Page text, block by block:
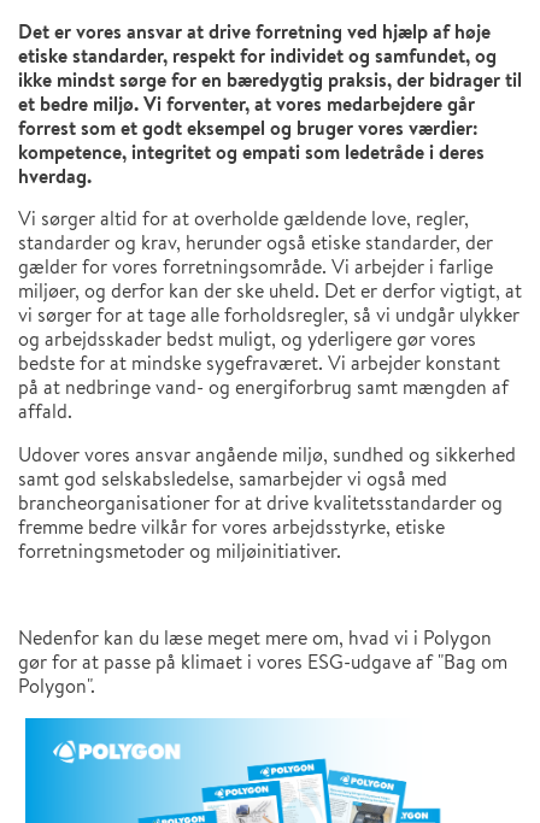
Det er vores ansvar at drive forretning ved hjælp af høje
etiske standarder, respekt for individet og samfundet, og
ikke mindst sørge for en bæredygtig praksis, der bidrager til
et bedre miljø. Vi forventer, at vores medarbejdere går
forrest som et godt eksempel og bruger vores værdier:
kompetence, integritet og empati som ledetråde i deres
hverdag.
Vi sørger altid for at overholde gældende love, regler,
standarder og krav, herunder også etiske standarder, der
gælder for vores forretningsområde. Vi arbejder i farlige
miljøer, og derfor kan der ske uheld. Det er derfor vigtigt, at
vi sørger for at tage alle forholdsregler, så vi undgår ulykker
og arbejdsskader bedst muligt, og yderligere gør vores
bedste for at mindske sygefraværet. Vi arbejder konstant
på at nedbringe vand- og energiforbrug samt mængden af
affald.
Udover vores ansvar angående miljø, sundhed og sikkerhed
samt god selskabsledelse, samarbejder vi også med
brancheorganisationer for at drive kvalitetsstandarder og
fremme bedre vilkår for vores arbejdsstyrke, etiske
forretningsmetoder og miljøinitiativer.
Nedenfor kan du læse meget mere om, hvad vi i Polygon
gør for at passe på klimaet i vores ESG-udgave af "Bag om
Polygon".